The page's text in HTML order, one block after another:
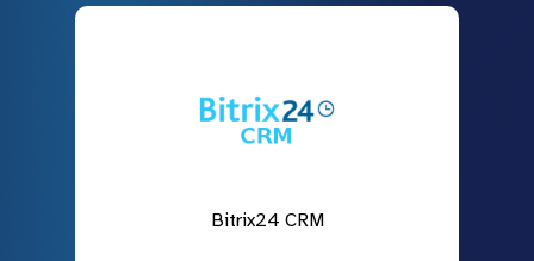
Bitrix24 CRM